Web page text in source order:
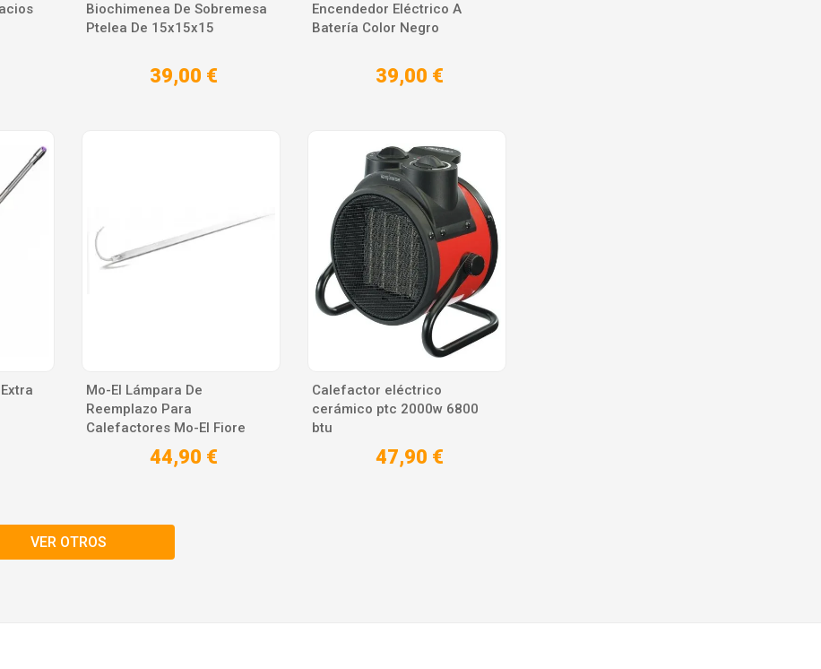
Biochimenea De Sobremesa
Ptelea De 15x15x15
39,00 €
Encendedor Eléctrico A
Batería Color Negro
39,00 €
Mo-El Lámpara De
Reemplazo Para
Calefactores Mo-El Fiore
44,90 €
Calefactor eléctrico
cerámico ptc 2000w 6800
btu
47,90 €
VER OTROS